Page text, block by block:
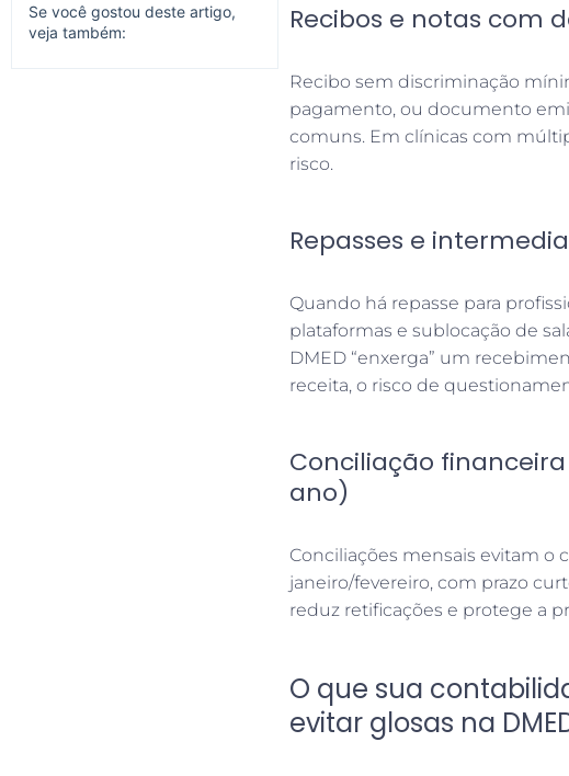
Se você gostou deste artigo,
veja também:
Recibos e notas com
Recibo sem discriminação
pagamento, ou documento
comuns. Em clínicas com
risco.
Repasses e
Quando há repasse para
plataformas e sublocação de
DMED “enxerga” um
receita, o risco de
Conciliação
ano)
Conciliações mensais evitam o
janeiro/fevereiro, com prazo
reduz retificações e protege a
O que sua
evitar glosas na